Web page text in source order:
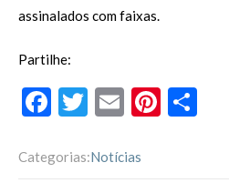
assinalados com faixas.
Partilhe:
F
e
T
itt
E
ai
Pi
Categorias:Notícias